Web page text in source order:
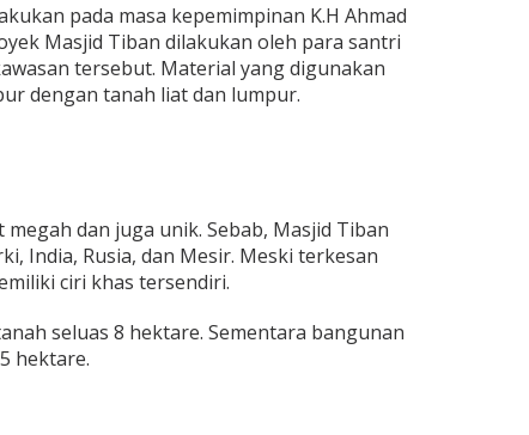
pada masa kepemimpinan K.H Ahmad
Masjid Tiban dilakukan oleh para santri
tersebut. Material yang digunakan
dengan tanah liat dan lumpur.
dan juga unik. Sebab, Masjid Tiban
India, Rusia, dan Mesir. Meski terkesan
ciri khas tersendiri.
seluas 8 hektare. Sementara bangunan
hektare.